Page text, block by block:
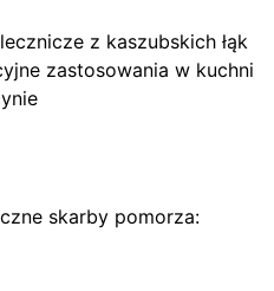
z kaszubskich łąk
zastosowania w kuchni
skarby pomorza: